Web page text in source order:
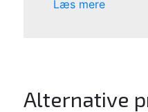
Læs mere
Alternative